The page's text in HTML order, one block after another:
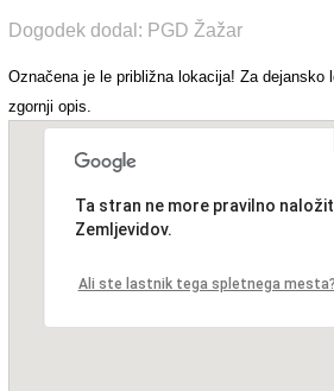
Dogodek dodal: PGD Žažar
Označena je le približna lokacija! Za dejansko
zgornji opis.
Ta stran ne more pravilno
Zemljevidov.
Ali ste lastnik tega spletnega mesta?